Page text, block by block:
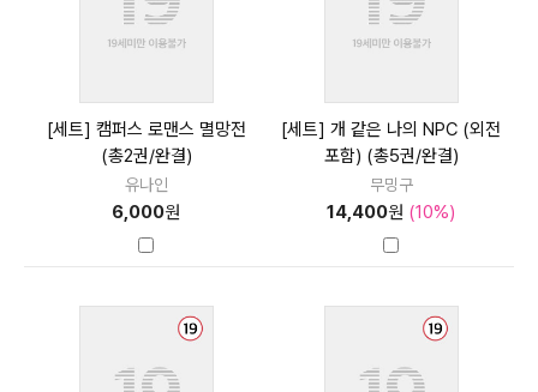
[세트] 캠퍼스 로맨스 멸망전
(총2권/완결)
유나인
6,000원
[세트] 개 같은 나의 NPC (외전
포함) (총5권/완결)
무밍구
14,400원 (10%)